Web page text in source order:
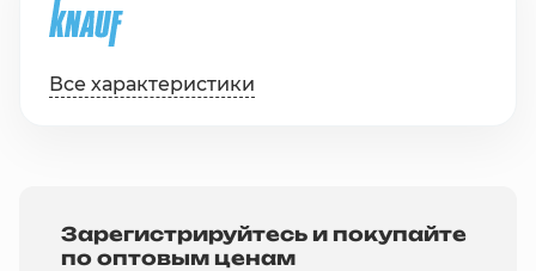
Все характеристики
Зарегистрируйтесь и покупайте
по оптовым ценам